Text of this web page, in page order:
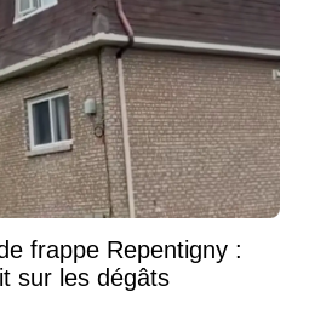
frappe Repentigny :
sur les dégâts